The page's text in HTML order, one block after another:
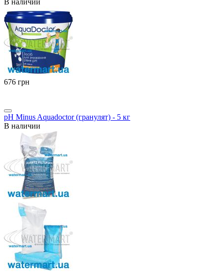
‍676‍ грн
pH Minus Aquadoctor (гранулят) - 5 кг
В наличии